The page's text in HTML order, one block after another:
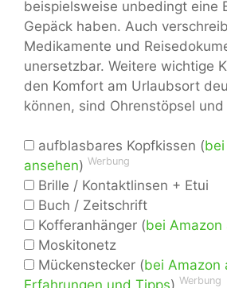
beispielsweise unbedingt eine
Gepäck haben. Auch
Medikamente und
unersetzbar. Weitere wichtige
den Komfort am Urlaubsort
können, sind Ohrenstöpsel
aufblasbares Kopfkissen (
ansehen) Werbung
Brille / Kontaktlinsen + Etui
Buch / Zeitschrift
Kofferanhänger (bei Amazon
Moskitonetz
Mückenstecker (bei Amazon
Werbung